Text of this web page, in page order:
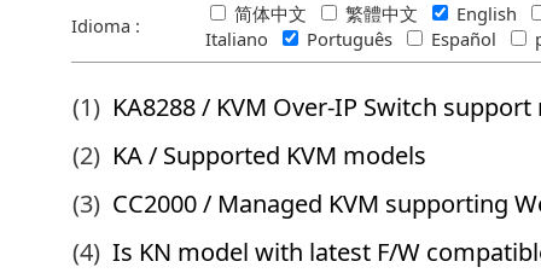
Idioma :
简体中文 繁體中文
English
Italiano
Português Español